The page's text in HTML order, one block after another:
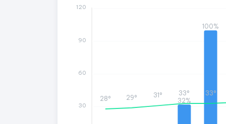
32%
100%
28° 29° 31° 33° 33°
120
90
60
30